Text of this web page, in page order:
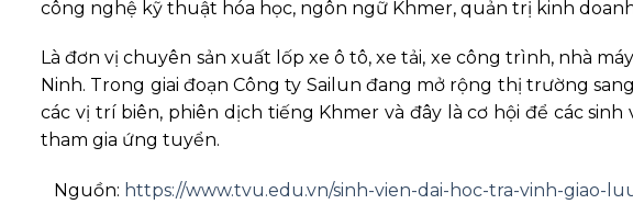
công nghệ kỹ thuật hóa học, ngôn ngữ Khmer, quản trị kinh
Là đơn vị chuyên sản xuất lốp xe ô tô, xe tải, xe công trình, nhà
Ninh. Trong giai đoạn Công ty Sailun đang mở rộng thị trường
các vị trí biên, phiên dịch tiếng Khmer và đây là cơ hội để các
tham gia ứng tuyển.
Nguồn: https://www.tvu.edu.vn/sinh-vien-dai-hoc-tra-vinh-